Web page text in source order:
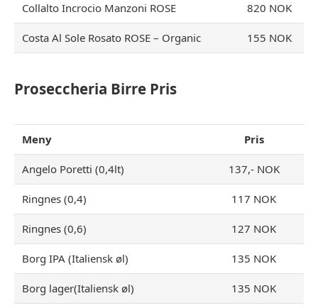
Collalto Incrocio Manzoni ROSE 820 NOK
Costa Al Sole Rosato ROSE – Organic 155 NOK
Proseccheria Birre Pris
Meny Pris
Angelo Poretti (0,4lt) 137,- NOK
Ringnes (0,4) 117 NOK
Ringnes (0,6) 127 NOK
Borg IPA (Italiensk øl) 135 NOK
Borg lager(Italiensk øl) 135 NOK